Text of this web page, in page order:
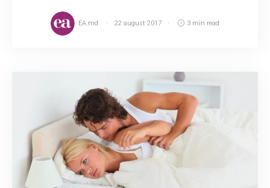
EA.md 22 august 2017 3 min read